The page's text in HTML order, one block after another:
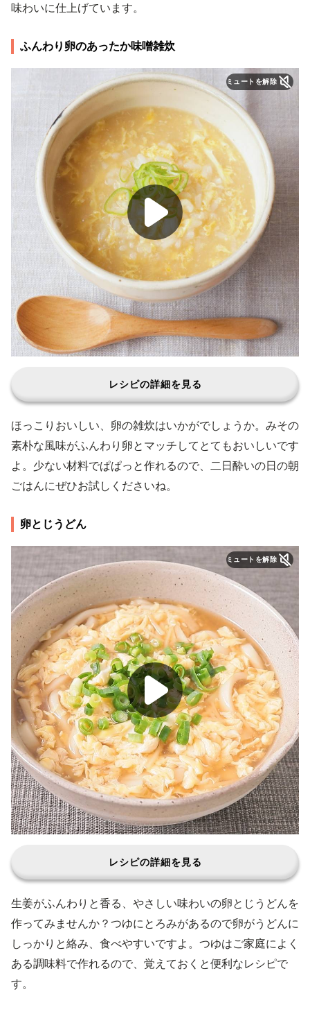
味わいに仕上げています。
ふんわり卵のあったか味噌雑炊
ミュートを解除
レシピの詳細を見る
ほっこりおいしい、卵の雑炊はいかがでしょうか。みその
素朴な風味がふんわり卵とマッチしてとてもおいしいです
よ。少ない材料でぱぱっと作れるので、二日酔いの日の朝
ごはんにぜひお試しくださいね。
卵とじうどん
ミュートを解除
レシピの詳細を見る
生姜がふんわりと香る、やさしい味わいの卵とじうどんを
作ってみませんか？つゆにとろみがあるので卵がうどんに
しっかりと絡み、食べやすいですよ。つゆはご家庭によく
ある調味料で作れるので、覚えておくと便利なレシピで
す。